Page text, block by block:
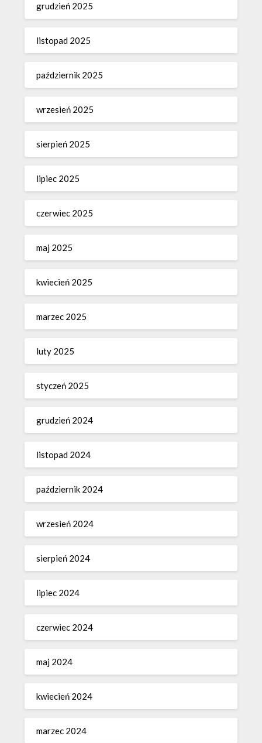
grudzień 2025
listopad 2025
październik 2025
wrzesień 2025
sierpień 2025
lipiec 2025
czerwiec 2025
maj 2025
kwiecień 2025
marzec 2025
luty 2025
styczeń 2025
grudzień 2024
listopad 2024
październik 2024
wrzesień 2024
sierpień 2024
lipiec 2024
czerwiec 2024
maj 2024
kwiecień 2024
marzec 2024